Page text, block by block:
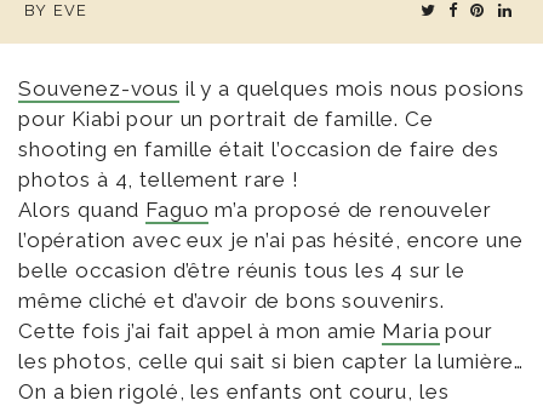
BY EVE
Souvenez-vous il y a quelques mois nous posions
pour Kiabi pour un portrait de famille. Ce
shooting en famille était l’occasion de faire des
photos à 4, tellement rare !
Alors quand Faguo m’a proposé de renouveler
l’opération avec eux je n’ai pas hésité, encore une
belle occasion d’être réunis tous les 4 sur le
même cliché et d’avoir de bons souvenirs.
Cette fois j’ai fait appel à mon amie Maria pour
les photos, celle qui sait si bien capter la lumière…
On a bien rigolé, les enfants ont couru, les